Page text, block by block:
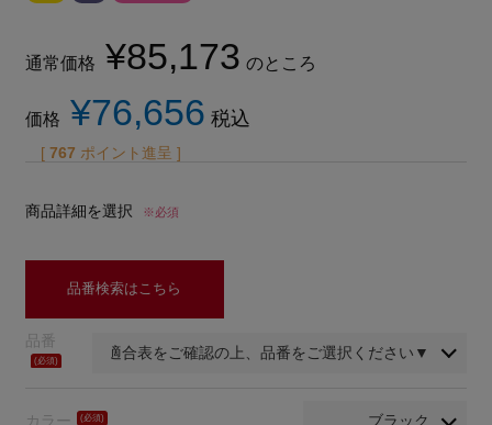
通常価格 ¥85,173 のところ
価格 ¥76,656 税込
[ 767 ポイント進呈 ]
商品詳細を選択 ※必須
品番検索はこちら
品番
カラー